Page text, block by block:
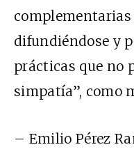
difundiéndose y
prácticas que no
simpatía”, como
– Emilio Pérez